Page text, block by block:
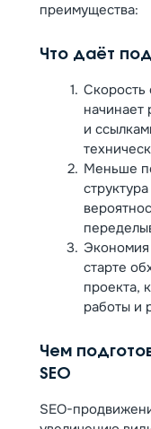
преимущества:
Что даёт
Скорость
начинает
и
Меньше
старте
проекта,
работы и
Чем
SEO
SEO-